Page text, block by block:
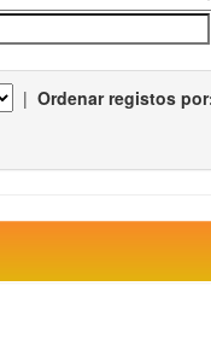
| Ordenar registos